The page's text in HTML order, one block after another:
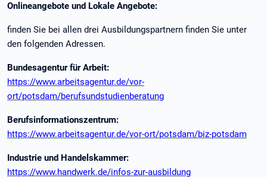
Onlineangebote und Lokale Angebote:
finden Sie bei allen drei Ausbildungspartnern finden Sie unter
den folgenden Adressen.
Bundesagentur für Arbeit:
https://www.arbeitsagentur.de/vor-
ort/potsdam/berufsundstudienberatung
Berufsinformationszentrum:
https://www.arbeitsagentur.de/vor-ort/potsdam/biz-potsdam
Industrie und Handelskammer:
https://www.handwerk.de/infos-zur-ausbildung